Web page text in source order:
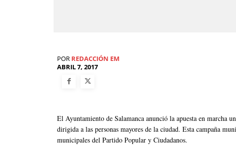
POR REDACCIÓN EM
ABRIL 7, 2017
El Ayuntamiento de Salamanca anunció la apuesta en marcha
dirigida a las personas mayores de la ciudad. Esta campaña
municipales del Partido Popular y Ciudadanos.